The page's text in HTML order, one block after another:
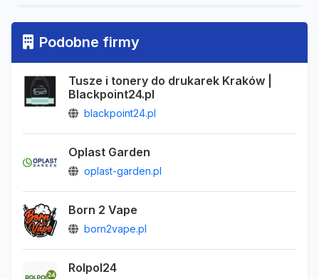
Podobne firmy
Tusze i tonery do drukarek Kraków |
Blackpoint24.pl
blackpoint24.pl
Oplast Garden
oplast-garden.pl
Born 2 Vape
born2vape.pl
Rolpol24